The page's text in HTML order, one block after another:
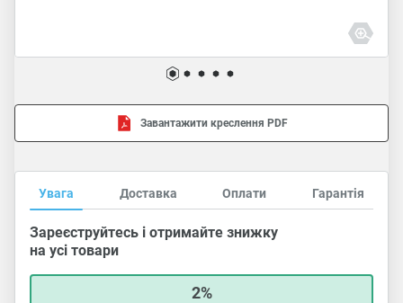
Завантажити креслення PDF
Увага Доставка Оплати Гарантія
Зареєструйтесь і отримайте знижку
на усі товари
2%